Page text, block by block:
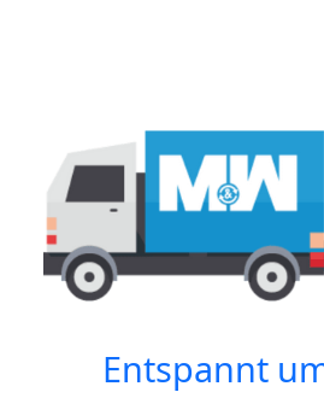
Entspannt